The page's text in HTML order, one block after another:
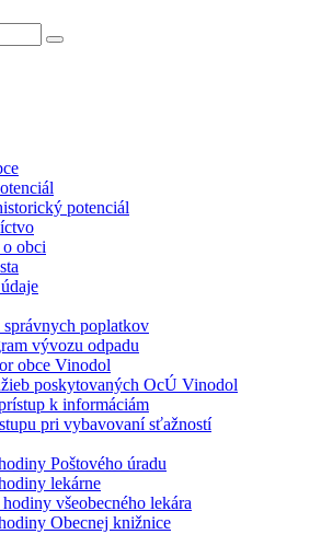
potenciál
obci
správnych poplatkov
vývozu odpadu
obce Vinodol
poskytovaných OcÚ Vinodol
k informáciám
pri vybavovaní sťažností
Poštového úradu
lekárne
všeobecného lekára
Obecnej knižnice